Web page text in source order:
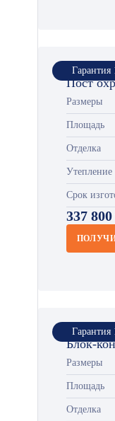
Гарантия
Пост
Размеры
Площадь
Отделка
Утепление
Срок
337
Гарантия
Блок-
Размеры
Площадь
Отделка